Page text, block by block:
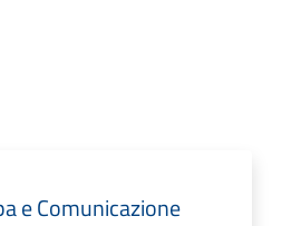
e Comunicazione